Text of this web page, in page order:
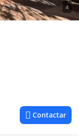
4
Contactar